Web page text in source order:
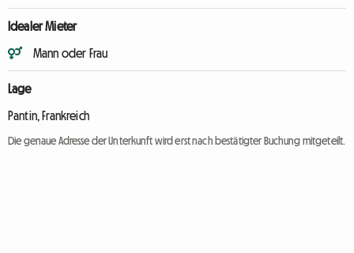
Idealer Mieter
Mann oder Frau
Lage
Pantin, Frankreich
Die genaue Adresse der Unterkunft wird erst nach bestätigter Buchung mitgeteilt.